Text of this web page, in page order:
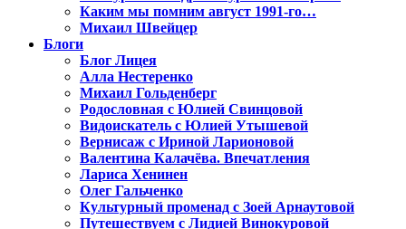
Каким мы помним август 1991-го…
Михаил Швейцер
Блоги
Блог Лицея
Алла Нестеренко
Михаил Гольденберг
Родословная с Юлией Свинцовой
Видоискатель с Юлией Утышевой
Вернисаж с Ириной Ларионовой
Валентина Калачёва. Впечатления
Лариса Хенинен
Олег Гальченко
Культурный променад с Зоей Арнаутовой
Путешествуем с Лидией Винокуровой